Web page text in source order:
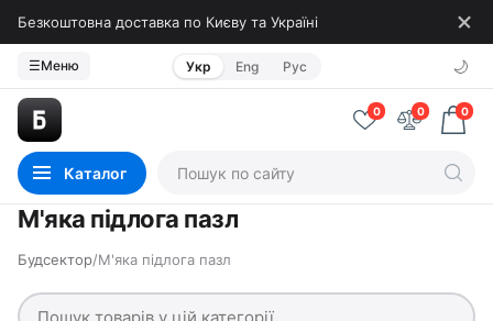
Безкоштовна доставка по Києву та Україні
☰Меню Укр Eng Рус 🌙
Каталог
0 0 0
М'яка підлога пазл
Будсектор/М'яка підлога пазл